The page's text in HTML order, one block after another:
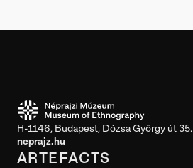
H-1146, Budapest, Dózsa György út 35.
neprajz.hu
ARTEFACTS